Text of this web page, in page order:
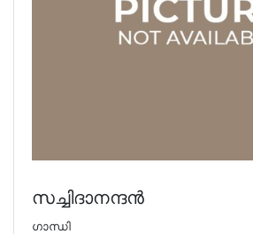
സച്ചിദാനന്ദന്‍
ഗാന്ധി